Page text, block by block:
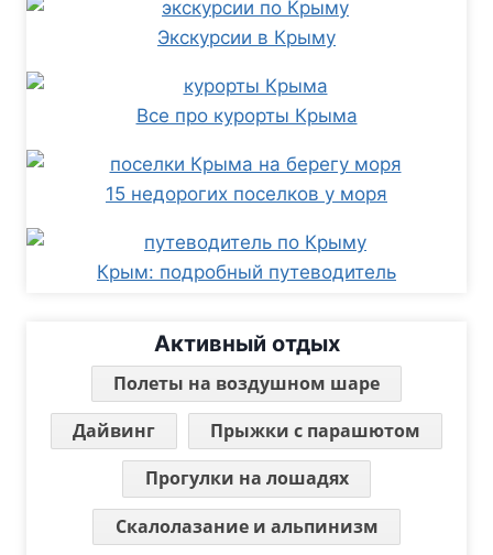
Экскурсии в Крыму
Все про курорты Крыма
15 недорогих поселков у моря
Крым: подробный путеводитель
Активный отдых
Полеты на воздушном шаре
Дайвинг
Прыжки с парашютом
Прогулки на лошадях
Скалолазание и альпинизм